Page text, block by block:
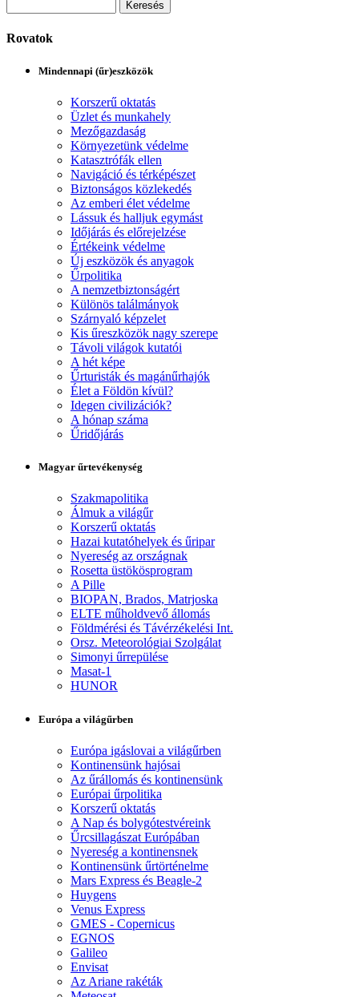
Rovatok
Mindennapi (űr)eszközök
Korszerű oktatás
Üzlet és munkahely
Mezőgazdaság
Környezetünk védelme
Katasztrófák ellen
Navigáció és térképészet
Biztonságos közlekedés
Az emberi élet védelme
Lássuk és halljuk egymást
Időjárás és előrejelzése
Értékeink védelme
Új eszközök és anyagok
Űrpolitika
A nemzetbiztonságért
Különös találmányok
Szárnyaló képzelet
Kis űreszközök nagy szerepe
Távoli világok kutatói
A hét képe
Űrturisták és magánűrhajók
Élet a Földön kívül?
Idegen civilizációk?
A hónap száma
Űridőjárás
Magyar űrtevékenység
Szakmapolitika
Álmuk a világűr
Korszerű oktatás
Hazai kutatóhelyek és űripar
Nyereség az országnak
Rosetta üstökösprogram
A Pille
BIOPAN, Brados, Matrjoska
ELTE műholdvevő állomás
Földmérési és Távérzékelési Int.
Orsz. Meteorológiai Szolgálat
Simonyi űrrepülése
Masat-1
HUNOR
Európa a világűrben
Európa igáslovai a világűrben
Kontinensünk hajósai
Az űrállomás és kontinensünk
Európai űrpolitika
Korszerű oktatás
A Nap és bolygótestvéreink
Űrcsillagászat Európában
Nyereség a kontinensnek
Kontinensünk űrtörténelme
Mars Express és Beagle-2
Huygens
Venus Express
GMES - Copernicus
EGNOS
Galileo
Envisat
Az Ariane rakéták